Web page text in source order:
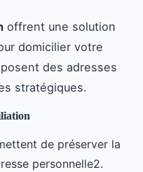
offrent une solution
domicilier votre
des adresses
stratégiques.
de préserver la
personnelle2.